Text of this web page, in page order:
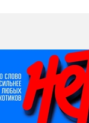
НИ ДНЯ БЕЗ ДАТЫ...
07 августа
Я встретил
всё былое...